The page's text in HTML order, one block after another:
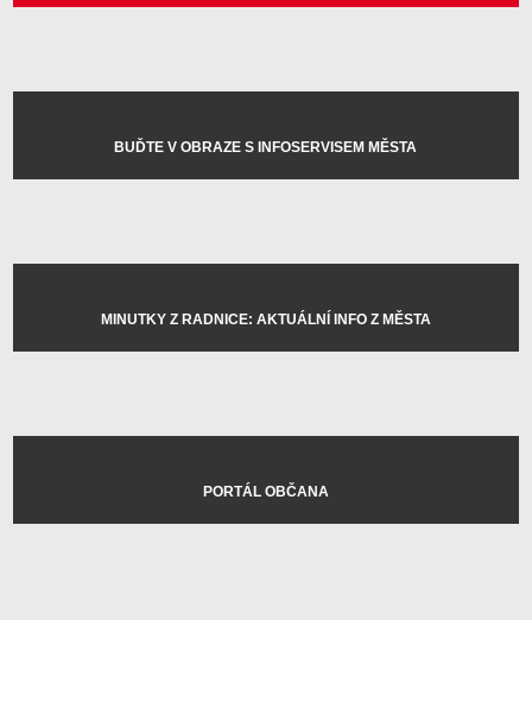
BUĎTE V OBRAZE S INFOSERVISEM MĚSTA
MINUTKY Z RADNICE: AKTUÁLNÍ INFO Z MĚSTA
PORTÁL OBČANA